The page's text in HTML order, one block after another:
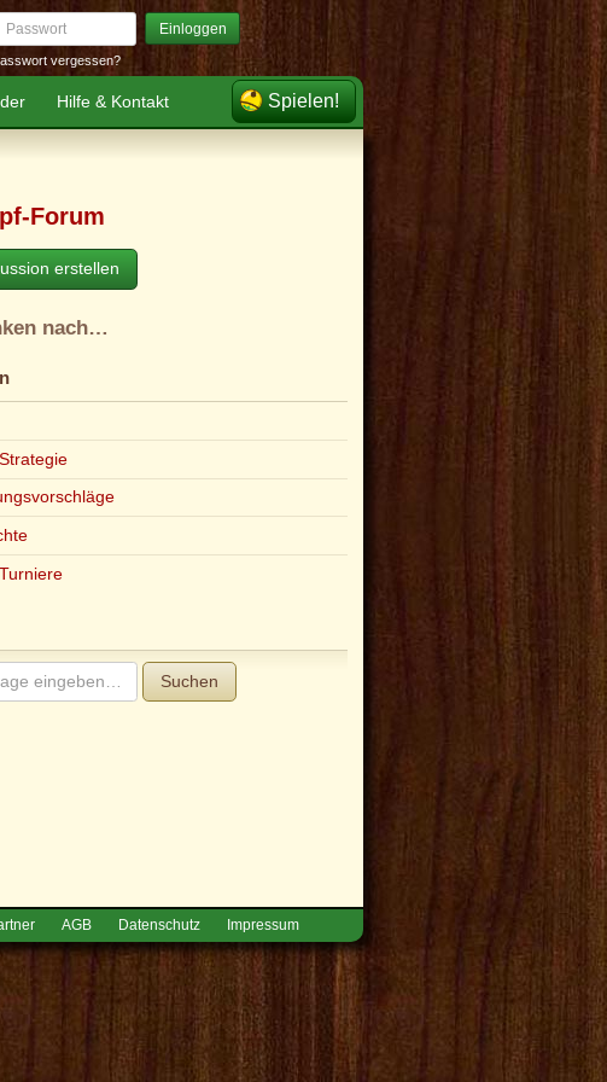
Einloggen
vergessen?
Hilfe & Kontakt Spielen!
Forum
erstellen
nach…
Suchen
AGB Datenschutz Impressum